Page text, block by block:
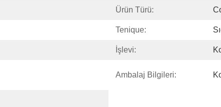
Ürün Türü:
Tenique:
İşlevi:
Ambalaj Bilgileri: